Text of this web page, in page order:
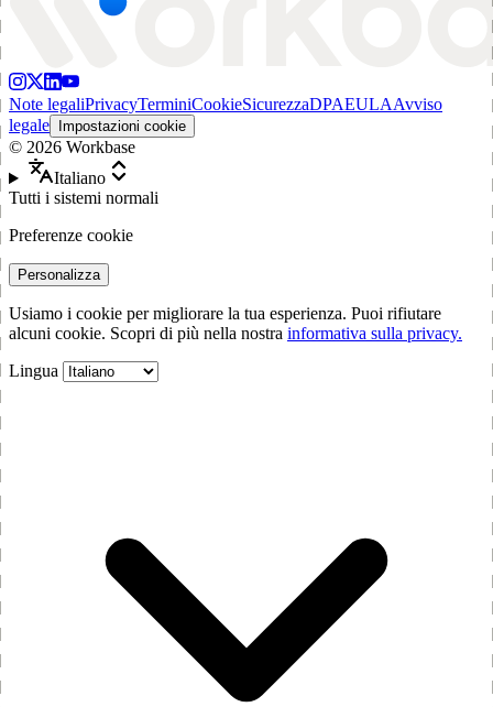
Note legaliPrivacyTerminiCookieSicurezzaDPAEULAAvviso
legale
Impostazioni cookie
© 2026 Workbase
Italiano
Tutti i sistemi normali
Preferenze cookie
Personalizza
Usiamo i cookie per migliorare la tua esperienza. Puoi rifiutare
alcuni cookie. Scopri di più nella nostra informativa sulla privacy.
Lingua